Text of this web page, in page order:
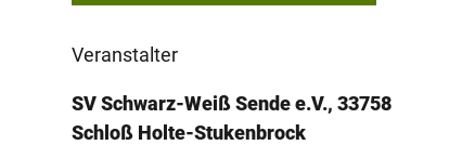
Veranstalter
SV Schwarz-Weiß Sende e.V., 33758
Schloß Holte-Stukenbrock